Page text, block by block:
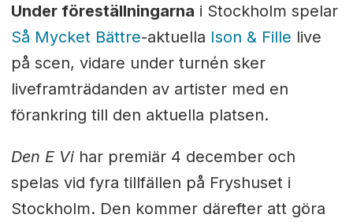
Under föreställningarna i Stockholm spelar
Så Mycket Bättre-aktuella Ison & Fille live
på scen, vidare under turnén sker
liveframträdanden av artister med en
förankring till den aktuella platsen.
Den E Vihar premiär 4 december och
spelas vid fyra tillfällen på Fryshuset i
Stockholm. Den kommer därefter att göra